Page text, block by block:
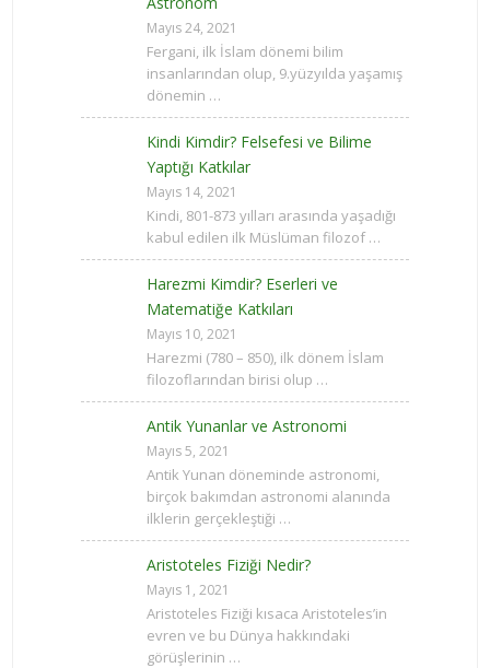
Mayıs 24, 2021
Fergani, ilk İslam dönemi bilim
insanlarından olup, 9.yüzyılda yaşamış
dönemin …
Kindi Kimdir? Felsefesi ve Bilime
Yaptığı Katkılar
Mayıs 14, 2021
Kindi, 801-873 yılları arasında yaşadığı
kabul edilen ilk Müslüman filozof …
Harezmi Kimdir? Eserleri ve
Matematiğe Katkıları
Mayıs 10, 2021
Harezmi (780 – 850), ilk dönem İslam
filozoflarından birisi olup …
Antik Yunanlar ve Astronomi
Mayıs 5, 2021
Antik Yunan döneminde astronomi,
birçok bakımdan astronomi alanında
ilklerin gerçekleştiği …
Aristoteles Fiziği Nedir?
Mayıs 1, 2021
Aristoteles Fiziği kısaca Aristoteles’in
evren ve bu Dünya hakkındaki
görüşlerinin …